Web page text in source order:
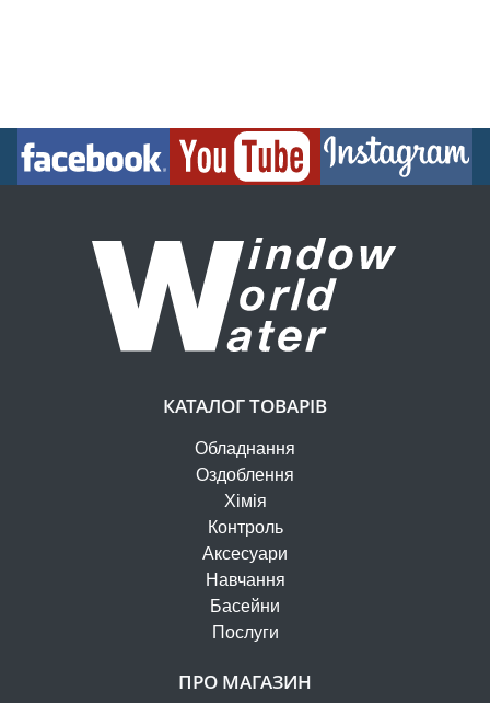
КАТАЛОГ ТОВАРІВ
Обладнання
Оздоблення
Хімія
Контроль
Аксесуари
Навчання
Басейни
Послуги
ПРО МАГАЗИН